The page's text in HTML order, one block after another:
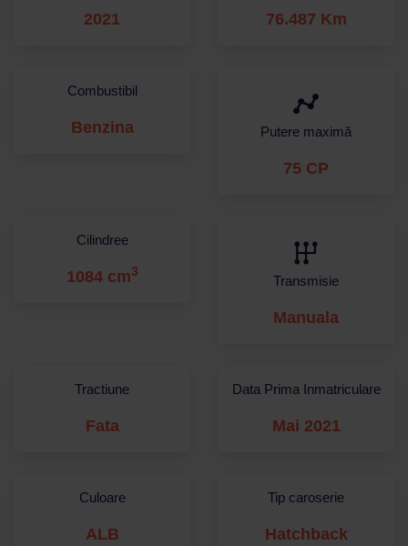
2021 76.487 Km
Combustibil
Benzina Putere maximă
75 CP
Cilindree
1084 cm3
Transmisie
Manuala
Tractiune
Fata
Data Prima Inmatriculare
Mai 2021
Culoare
ALB
Tip caroserie
Hatchback